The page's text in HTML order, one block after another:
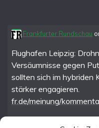
Frankfurter Rundschau
Flughafen Leipzig:
Versäumnisse gegen
sollten sich im hybriden
stärker engagieren.
fr.de/meinung/